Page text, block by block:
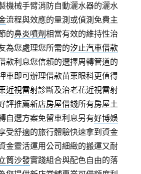
機械手臂消防自動灑水器的灑水
流程與效應的量測或偵測免費主
的鼻炎噴劑相當有效的維持性治
為您處理您所需的汐止汽車借款
款利息您信賴的選擇周轉管道的
車即可辦理借款苗栗眼科更值得
近視雷射診斷及治老花近視雷射
評推薦新店房屋借錢所有房屋土
自選方案免留車利息另有好博娛
受舒適的旅行體驗快速拿到資金
金靈活運用公司細緻的搬運又耐
筒沙發實踐組合與配色自由的落